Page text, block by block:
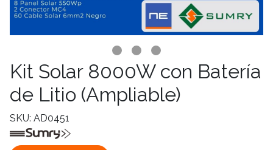
Kit Solar 8000W con Batería
de Litio (Ampliable)
SKU: AD0451